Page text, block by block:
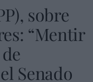
sobre
“Mentir
Senado